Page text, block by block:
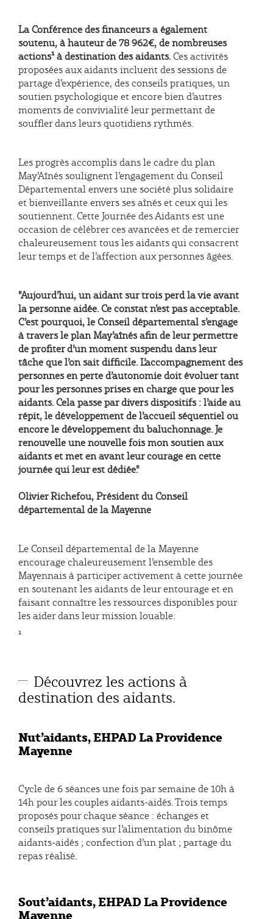
La Conférence des financeurs a également
soutenu, à hauteur de 78 962€, de nombreuses
actions¹ à destination des aidants.Ces activités
proposées aux aidants incluent des sessions de
partage d’expérience, des conseils pratiques, un
soutien psychologique et encore bien d’autres
moments de convivialité leur permettant de
souffler dans leurs quotidiens rythmés.
Les progrès accomplis dans le cadre du plan
May’Aînés soulignent l’engagement du Conseil
Départemental envers une société plus solidaire
et bienveillante envers ses aînés et ceux qui les
soutiennent. Cette Journée des Aidants est une
occasion de célébrer ces avancées et de remercier
chaleureusement tous les aidants qui consacrent
leur temps et de l’affection aux personnes âgées.
"Aujourd’hui, un aidant sur trois perd la vie avant
la personne aidée. Ce constat n’est pas acceptable.
C’est pourquoi, le Conseil départemental s’engage
à travers le plan May’aînés afin de leur permettre
de profiter d’un moment suspendu dans leur
tâche que l’on sait difficile. L’accompagnement des
personnes en perte d’autonomie doit évoluer tant
pour les personnes prises en charge que pour les
aidants. Cela passe par divers dispositifs : l’aide au
répit, le développement de l’accueil séquentiel ou
encore le développement du baluchonnage. Je
renouvelle une nouvelle fois mon soutien aux
aidants et met en avant leur courage en cette
journée qui leur est dédiée."
Olivier Richefou, Président du Conseil
départemental de la Mayenne
Le Conseil départemental de la Mayenne
encourage chaleureusement l’ensemble des
Mayennais à participer activement à cette journée
en soutenant les aidants de leur entourage et en
faisant connaître les ressources disponibles pour
les aider dans leur mission louable.
¹
Découvrez les actions à
destination des aidants.
Nut’aidants, EHPAD La Providence
Mayenne
Cycle de 6 séances une fois par semaine de 10h à
14h pour les couples aidants-aidés. Trois temps
proposés pour chaque séance : échanges et
conseils pratiques sur l’alimentation du binôme
aidants-aidés ; confection d’un plat ; partage du
repas réalisé.
Sout’aidants, EHPAD La Providence
Mayenne